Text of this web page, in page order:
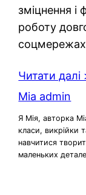
зміцнення і
роботу
Читати далі
Mia admin
Я Мія, авторка
класи, викрійки
навчитися
маленьких